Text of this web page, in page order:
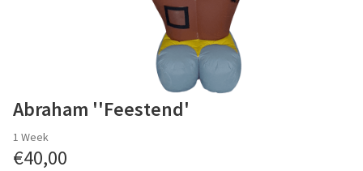
Abraham ''Feestend'